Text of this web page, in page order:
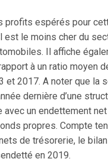
profits espérés pour
est le moins cher du
Il affiche
à un ratio moyen
et 2017. A noter que la
dernière d’une
avec un endettement
propres. Compte
de trésorerie, le
en 2019.